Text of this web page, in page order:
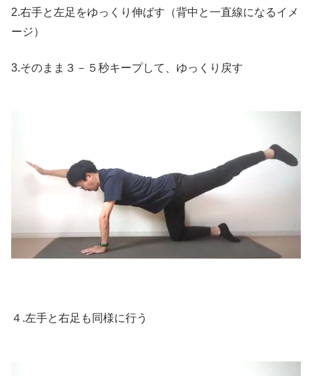
2.右手と左足をゆっくり伸ばす（背中と一直線になるイメ
ージ）
3.そのまま３－５秒キープして、ゆっくり戻す
４.左手と右足も同様に行う